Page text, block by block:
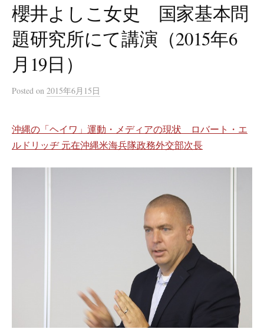
櫻井よしこ女史 国家基本問
題研究所にて講演（2015年6
月19日）
Posted on 2015年6月15日
沖縄の「ヘイワ」運動・メディアの現状 ロバート・エ
ルドリッヂ 元在沖縄米海兵隊政務外交部次長